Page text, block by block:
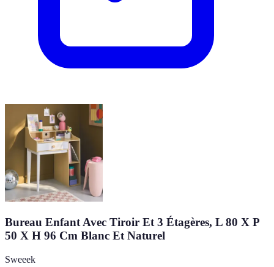
Bureau Enfant Avec Tiroir Et 3 Étagères, L 80 X P
50 X H 96 Cm Blanc Et Naturel
Sweeek